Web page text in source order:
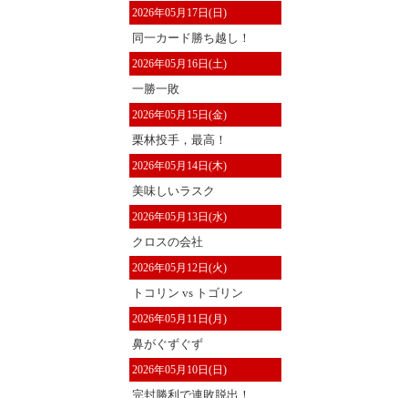
2026年05月17日(日)
同一カード勝ち越し！
2026年05月16日(土)
一勝一敗
2026年05月15日(金)
栗林投手，最高！
2026年05月14日(木)
美味しいラスク
2026年05月13日(水)
クロスの会社
2026年05月12日(火)
トコリン vs トゴリン
2026年05月11日(月)
鼻がぐずぐず
2026年05月10日(日)
完封勝利で連敗脱出！